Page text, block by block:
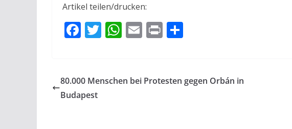
Artikel teilen/drucken:
F
b
o
T
er
W
s
E
l
Pr
n
80.000 Menschen bei Protesten gegen Orbán in
Budapest